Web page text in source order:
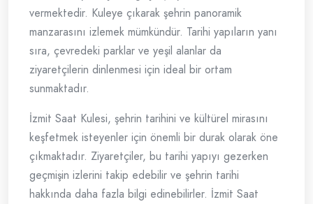
vermektedir. Kuleye çıkarak şehrin panoramik
manzarasını izlemek mümkündür. Tarihi yapıların yanı
sıra, çevredeki parklar ve yeşil alanlar da
ziyaretçilerin dinlenmesi için ideal bir ortam
sunmaktadır.
İzmit Saat Kulesi, şehrin tarihini ve kültürel mirasını
keşfetmek isteyenler için önemli bir durak olarak öne
çıkmaktadır. Ziyaretçiler, bu tarihi yapıyı gezerken
geçmişin izlerini takip edebilir ve şehrin tarihi
hakkında daha fazla bilgi edinebilirler. İzmit Saat